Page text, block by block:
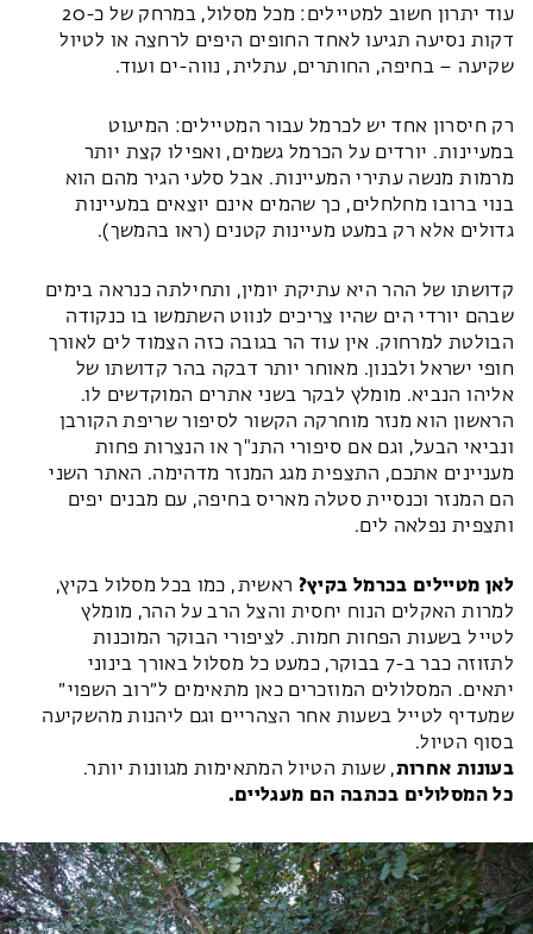
עוד יתרון חשוב למטיילים: מכל מסלול, במרחק של כ-20
דקות נסיעה תגיעו לאחד החופים היפים לרחצה או לטיול
שקיעה – בחיפה, החותרים, עתלית, נווה-ים ועוד.
רק חיסרון אחד יש לכרמל עבור המטיילים: המיעוט
במעיינות. יורדים על הכרמל גשמים, ואפילו קצת יותר
מרמות מנשה עתירי המעיינות. אבל סלעי הגיר מהם הוא
בנוי ברובו מחלחלים, כך שהמים אינם יוצאים במעיינות
גדולים אלא רק במעט מעיינות קטנים (ראו בהמשך).
קדושתו של ההר היא עתיקת יומין, ותחילתה כנראה בימים
שבהם יורדי הים שהיו צריכים לנווט השתמשו בו כנקודה
הבולטת למרחוק. אין עוד הר בגובה כזה הצמוד לים לאורך
חופי ישראל ולבנון. מאוחר יותר דבקה בהר קדושתו של
אליהו הנביא. מומלץ לבקר בשני אתרים המוקדשים לו.
הראשון הוא מנזר מוחרקה הקשור לסיפור שריפת הקורבן
ונביאי הבעל, וגם אם סיפורי התנ"ך או הנצרות פחות
מעניינים אתכם, התצפית מגג המנזר מדהימה. האתר השני
הם המנזר וכנסיית סטלה מאריס בחיפה, עם מבנים יפים
ותצפית נפלאה לים.
לאן מטיילים בכרמל בקיץ? ראשית, כמו בכל מסלול בקיץ,
למרות האקלים הנוח יחסית והצל הרב על ההר, מומלץ
לטייל בשעות הפחות חמות. לציפורי הבוקר המוכנות
לתזוזה כבר ב-7 בבוקר, כמעט כל מסלול באורך בינוני
יתאים. המסלולים המוזכרים כאן מתאימים ל״רוב השפוי״
שמעדיף לטייל בשעות אחר הצהריים וגם ליהנות מהשקיעה
בסוף הטיול.
בעונות אחרות, שעות הטיול המתאימות מגוונות יותר.
כל המסלולים בכתבה הם מעגליים.